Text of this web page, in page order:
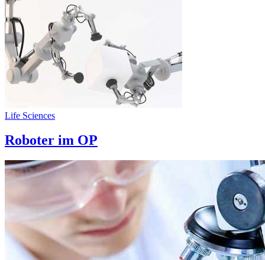
Life Sciences
Roboter im OP